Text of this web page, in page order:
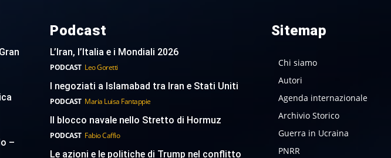
–
Podcast
L’Iran, l’Italia e i Mondiali 2026
PODCAST Leo Goretti
I negoziati a Islamabad tra Iran e Stati Uniti
PODCAST Maria Luisa Fantappie
Il blocco navale nello Stretto di Hormuz
PODCAST Fabio Caffio
Le azioni e le politiche di Trump nel conflitto
Sitemap
Chi siamo
Autori
Agenda internazionale
Archivio Storico
Guerra in Ucraina
PNRR